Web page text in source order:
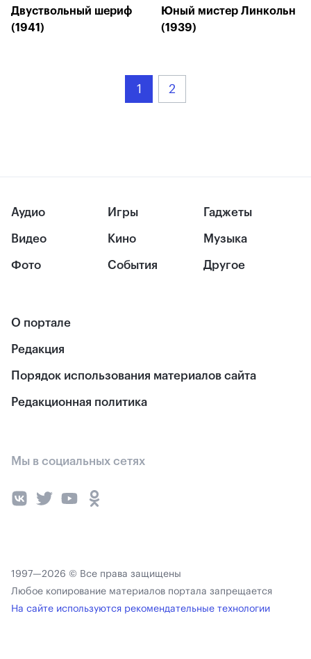
Двуствольный шериф
(1941)
Юный мистер Линкольн
(1939)
1 2
Аудио
Видео
Фото
Игры
Кино
События
Гаджеты
Музыка
Другое
О портале
Редакция
Порядок использования материалов сайта
Редакционная политика
Мы в социальных сетях
1997—2026 © Все права защищены
Любое копирование материалов портала запрещается
На сайте используются рекомендательные технологии